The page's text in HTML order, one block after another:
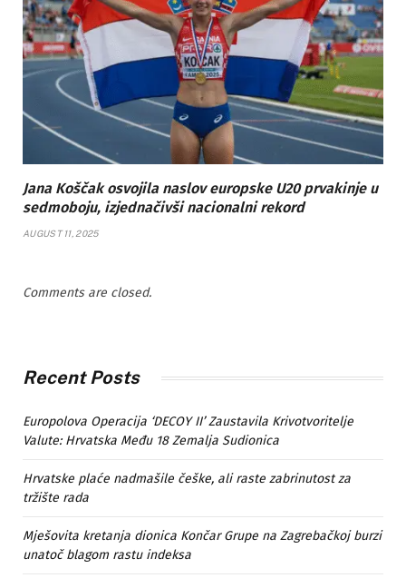
Jana Koščak osvojila naslov europske U20 prvakinje u
sedmoboju, izjednačivši nacionalni rekord
AUGUST 11, 2025
Comments are closed.
Recent Posts
Europolova Operacija ‘DECOY II’ Zaustavila Krivotvoritelje
Valute: Hrvatska Među 18 Zemalja Sudionica
Hrvatske plaće nadmašile češke, ali raste zabrinutost za
tržište rada
Mješovita kretanja dionica Končar Grupe na Zagrebačkoj burzi
unatoč blagom rastu indeksa